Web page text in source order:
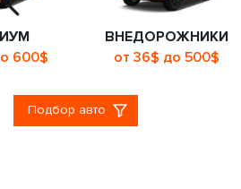
600$
ВНЕДОРОЖНИКИ
от 36$ до 500$
Подбор авто